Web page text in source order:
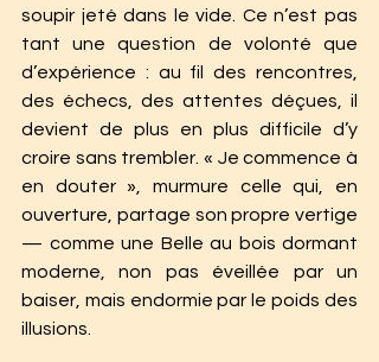
soupir jeté dans le vide. Ce n’est pas
tant une question de volonté que
d’expérience : au fil des rencontres,
des échecs, des attentes déçues, il
devient de plus en plus difficile d’y
croire sans trembler. « Je commence à
en douter », murmure celle qui, en
ouverture, partage son propre vertige
— comme une Belle au bois dormant
moderne, non pas éveillée par un
baiser, mais endormie par le poids des
illusions.